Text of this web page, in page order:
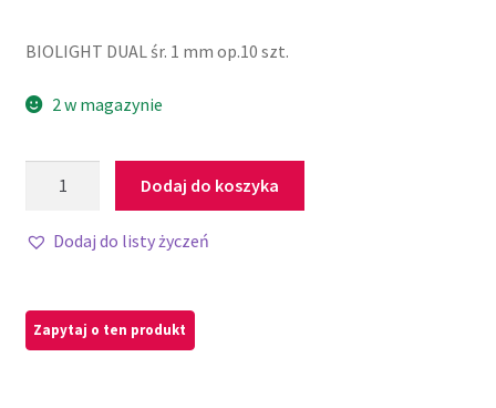
BIOLIGHT DUAL śr. 1 mm op.10 szt.
2 w magazynie
Dodaj do koszyka
Dodaj do listy życzeń